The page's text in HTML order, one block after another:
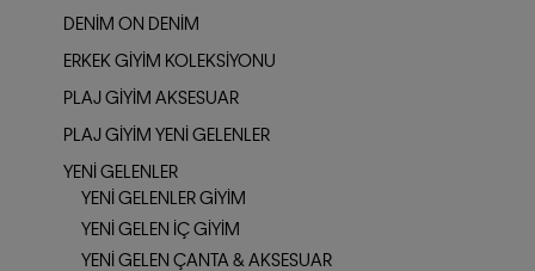
DENIM ON DENIM
ERKEK GIYIM KOLEKSIYONU
PLAJ GIYIM AKSESUAR
PLAJ GIYIM YENI GELENLER
YENI GELENLER
YENI GELENLER GIYIM
YENI GELEN İÇ GIYIM
YENI GELEN ÇANTA & AKSESUAR